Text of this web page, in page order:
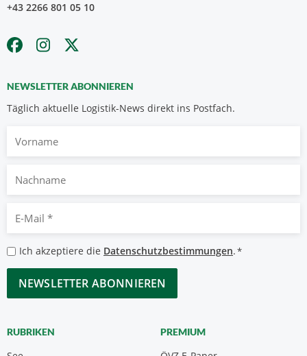
+43 2266 801 05 10
NEWSLETTER ABONNIEREN
Täglich aktuelle Logistik-News direkt ins Postfach.
Nachname
Mail
*
Datenschutzbestimmungen
*
Ich akzeptiere die Datenschutzbestimmungen.*
CAPTCHA
RUBRIKEN PREMIUM